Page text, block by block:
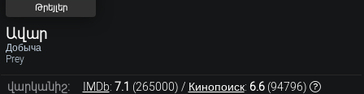
Թրեյլեր
Ավար
Добыча
Prey
վարկանիշ: IMDb: 7.1 (265000) / Кинопоиск: 6.6(94796)